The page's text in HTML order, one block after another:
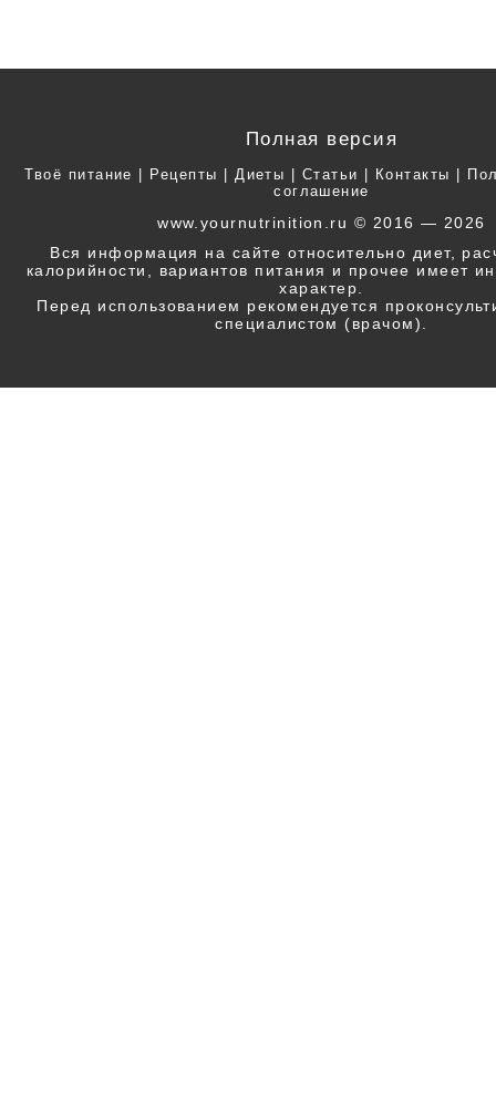
Полная версия
Твоё питание | Рецепты | Диеты | Статьи | Контакты |
соглашение
www.yournutrinition.ru © 2016 — 2026
Вся информация на сайте относительно диет,
калорийности, вариантов питания и прочее имеет
характер.
Перед использованием рекомендуется
специалистом (врачом).